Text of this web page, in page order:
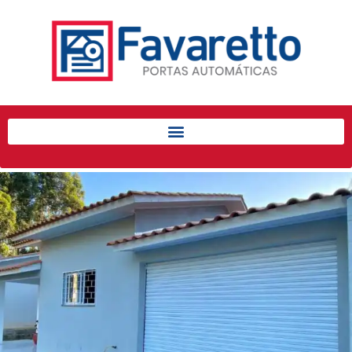
Início
Produtos
Porta de Enrolar Automática
Automatizadores
Acessórios Para Portas de
Enrolar
Pintura eletrostática
Portfólio
Contato